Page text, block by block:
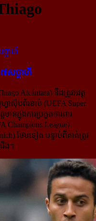
សប្តាហ៏
Alcántara) នឹងត្រូវអវត្ត
យូហ្វាស៊ុបព័រខាប់ (UEFA Super
នក្នុងការប្រកួតការពារ
League)
ថែមទៀត បន្ទាប់​ពី​គាត់ត្រូវ
ង។